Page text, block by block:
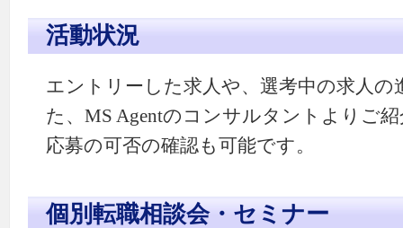
活動状況
エントリーした求人や、選考中の求人の
た、MS Agentのコンサルタントよりご
応募の可否の確認も可能です。
個別転職相談会・セミナー